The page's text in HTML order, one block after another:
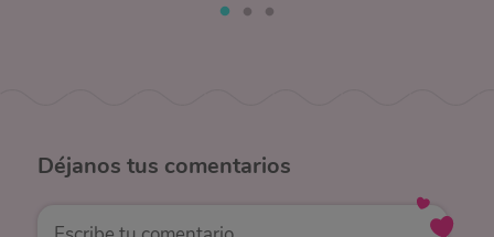
Déjanos tus comentarios